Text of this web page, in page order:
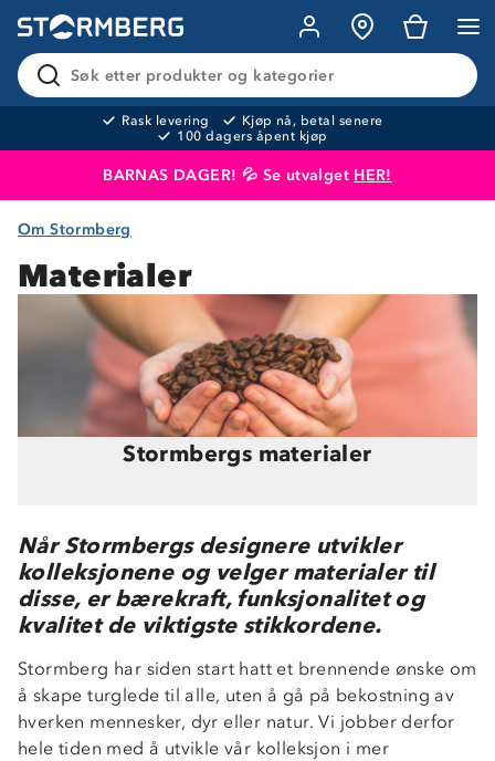
Søk etter produkter og kategorier
Rask levering
Kjøp nå, betal senere
100 dagers åpent kjøp
BARNAS DAGER! 💦 Se utvalget HER!
Produktet er lagt i handlekurven
Om Stormberg
Materialer
Stormbergs materialer
Når Stormbergs designere utvikler
kolleksjonene og velger materialer til
disse, er bærekraft, funksjonalitet og
kvalitet de viktigste stikkordene.
Stormberg har siden start hatt et brennende ønske om
å skape turglede til alle, uten å gå på bekostning av
hverken mennesker, dyr eller natur. Vi jobber derfor
hele tiden med å utvikle vår kolleksjon i mer